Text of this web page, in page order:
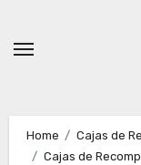
Home
Cajas de
Cajas de